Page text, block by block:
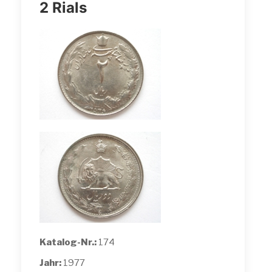
2 Rials
Katalog-Nr.: 174
Jahr: 1977